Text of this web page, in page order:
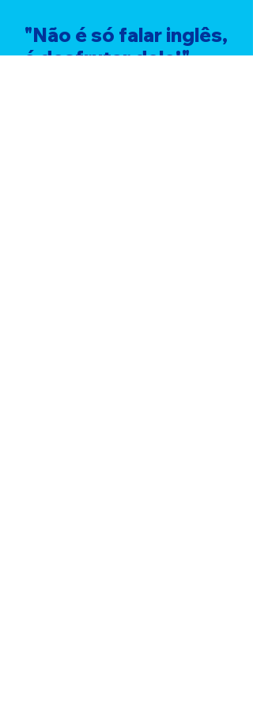
"Não é só falar inglês,
é desfrutar dele!​"